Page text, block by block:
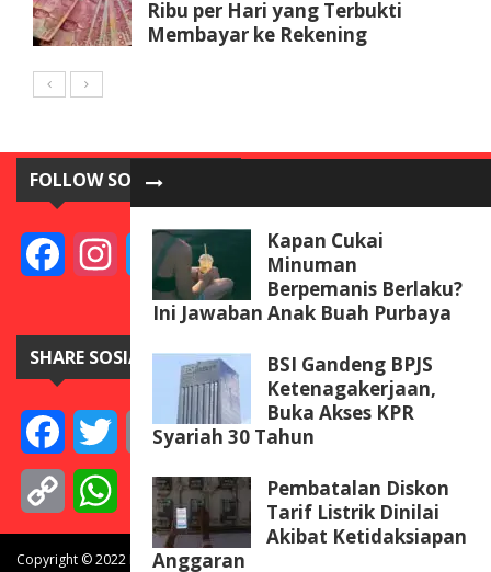
Kapan Cukai
Minuman
Berpemanis Berlaku?
Ini Jawaban Anak Buah Purbaya
BSI Gandeng BPJS
Ketenagakerjaan,
Buka Akses KPR
Syariah 30 Tahun
Pembatalan Diskon
Tarif Listrik Dinilai
Akibat Ketidaksiapan
Anggaran
Ribu per Hari yang Terbukti
Membayar ke Rekening
FOLLOW SOSIAL MEDIA
FacebookInstagramTwitter YouTube
SHARE SOSIAL MEDIA
FacebookTwitterEmail Telegram
Line
Copy
Link
WhatsApp
Copyright © 2022 BISNISdanINVEST.com. All rights reserved.